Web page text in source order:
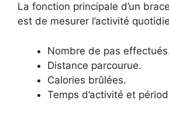
La fonction principale d’un
est de mesurer l’activité
Nombre de pas
Distance parcourue.
Calories brûlées.
Temps d’activité et